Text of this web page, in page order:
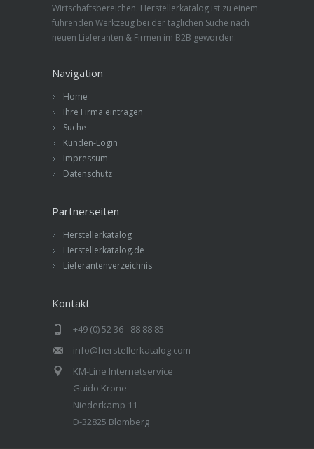
Wirtschaftsbereichen. Herstellerkatalog ist zu einem
führenden Werkzeug bei der täglichen Suche nach
neuen Lieferanten & Firmen im B2B geworden.
Navigation
Home
Ihre Firma eintragen
Suche
Kunden-Login
Impressum
Datenschutz
Partnerseiten
Herstellerkatalog
Herstellerkatalog.de
Lieferantenverzeichnis
Kontakt
+49 (0) 52 36 - 88 88 85
info@herstellerkatalog.com
KM-Line Internetservice
Guido Krone
Niederkamp 11
D-32825 Blomberg